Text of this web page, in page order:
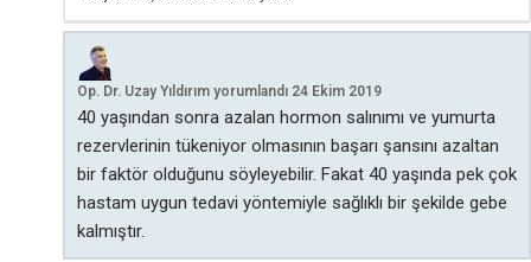
Op. Dr. Uzay Yıldırım yorumlandı 24 Ekim 2019
40 yaşından sonra azalan hormon salınımı ve yumurta
rezervlerinin tükeniyor olmasının başarı şansını azaltan
bir faktör olduğunu söyleyebilir. Fakat 40 yaşında pek çok
hastam uygun tedavi yöntemiyle sağlıklı bir şekilde gebe
kalmıştır.